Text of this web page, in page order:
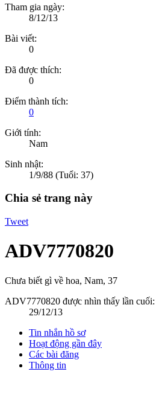
Tham gia ngày:
8/12/13
Bài viết:
0
Đã được thích:
0
Điểm thành tích:
0
Giới tính:
Nam
Sinh nhật:
1/9/88 (Tuổi: 37)
Chia sẻ trang này
Tweet
ADV7770820
Chưa biết gì về hoa, Nam, 37
ADV7770820 được nhìn thấy lần cuối:
29/12/13
Tin nhắn hồ sơ
Hoạt động gần đây
Các bài đăng
Thông tin